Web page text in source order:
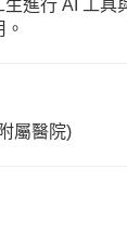
進行 AI 工具
屬醫院)